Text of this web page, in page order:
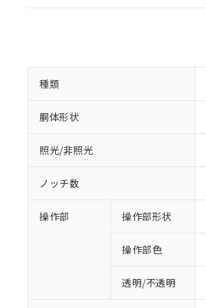
種類
胴体形状
照光/非照光
ノッチ数
操作部 操作部形状
操作部色
透明/不透明